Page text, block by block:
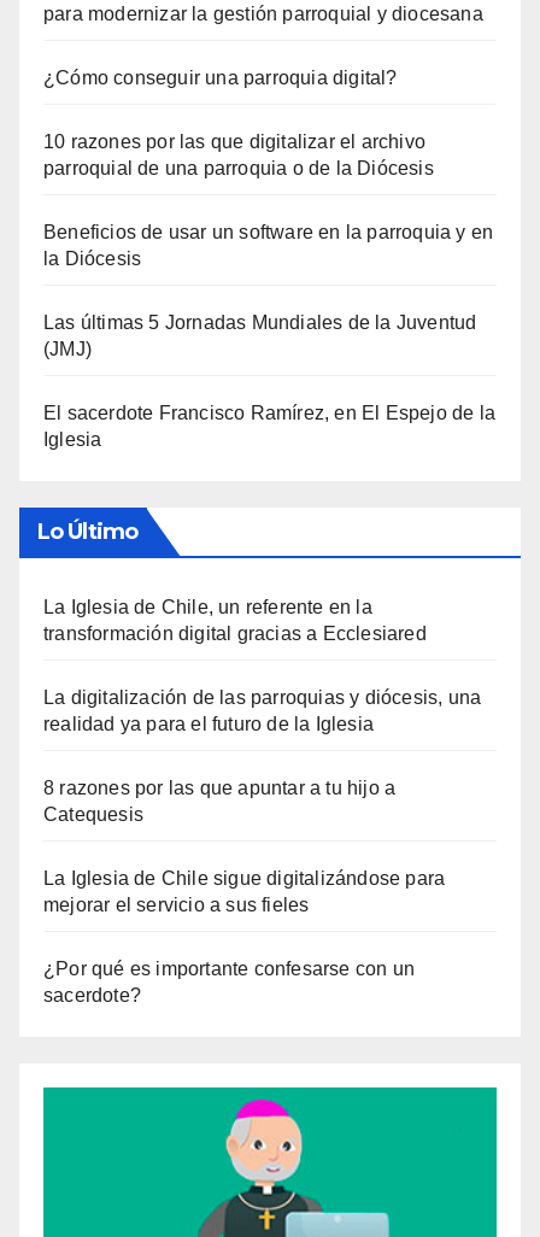
para modernizar la gestión parroquial y diocesana
¿Cómo conseguir una parroquia digital?
10 razones por las que digitalizar el archivo
parroquial de una parroquia o de la Diócesis
Beneficios de usar un software en la parroquia y en
la Diócesis
Las últimas 5 Jornadas Mundiales de la Juventud
(JMJ)
El sacerdote Francisco Ramírez, en El Espejo de la
Iglesia
Lo Último
La Iglesia de Chile, un referente en la
transformación digital gracias a Ecclesiared
La digitalización de las parroquias y diócesis, una
realidad ya para el futuro de la Iglesia
8 razones por las que apuntar a tu hijo a
Catequesis
La Iglesia de Chile sigue digitalizándose para
mejorar el servicio a sus fieles
¿Por qué es importante confesarse con un
sacerdote?